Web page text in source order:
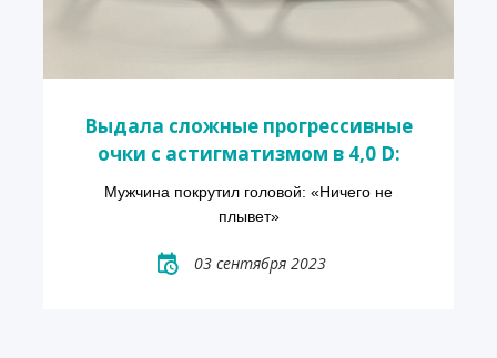
Выдала сложные прогрессивные
очки с астигматизмом в 4,0 D:
Мужчина покрутил головой: «Ничего не
плывет»
03 сентября 2023